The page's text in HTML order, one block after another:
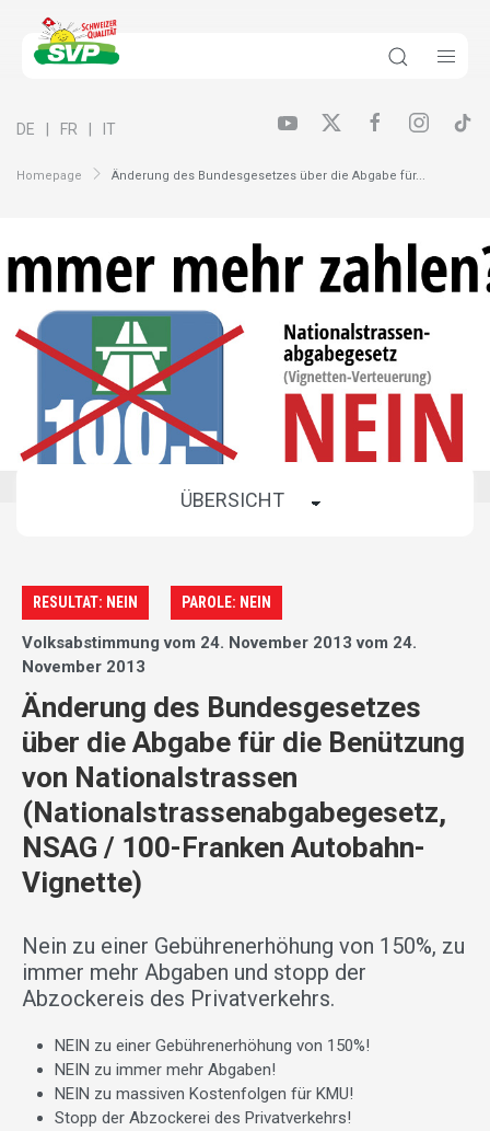
Homepage Änderung des Bundesgesetzes über die Abgabe für...
DE FR IT
RESULTAT: NEIN PAROLE: NEIN
Volksabstimmung vom 24. November 2013 vom 24.
November 2013
Änderung des Bundesgesetzes
über die Abgabe für die Benützung
von Nationalstrassen
(Nationalstrassenabgabegesetz,
NSAG / 100-Franken Autobahn-
Vignette)
Nein zu einer Gebührenerhöhung von 150%, zu
immer mehr Abgaben und stopp der
Abzockereis des Privatverkehrs.
NEIN zu einer Gebührenerhöhung von 150%!
NEIN zu immer mehr Abgaben!
NEIN zu massiven Kostenfolgen für KMU!
Stopp der Abzockerei des Privatverkehrs!